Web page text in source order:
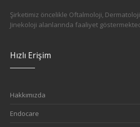
Şirketimiz öncelikle Oftalmoloji,
Jinekoloji alanlarında faaliyet
Hızlı Erişim
Hakkımızda
Endocare